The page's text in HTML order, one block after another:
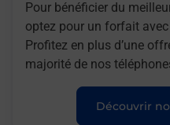
Pour bénéficier du
optez pour un forfait
Profitez en plus d’une
majorité de nos
Découvrir